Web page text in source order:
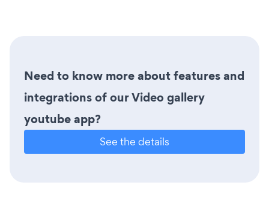
Need to know more about features and
integrations of our Video gallery
youtube app?
See the details